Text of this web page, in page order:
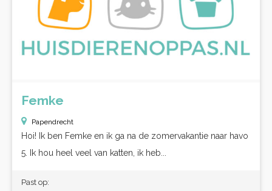
Femke
Papendrecht
Hoi! Ik ben Femke en ik ga na de zomervakantie naar havo
5. Ik hou heel veel van katten, ik heb...
Past op: